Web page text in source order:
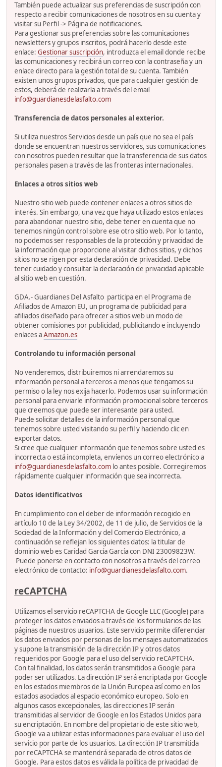
También puede actualizar sus preferencias de suscripción con
respecto a recibir comunicaciones de nosotros en su cuenta y
visitar su Perfil -> Página de notificaciones.
Para gestionar sus preferencias sobre las comunicaciones
newsletters y grupos inscritos, podrá hacerlo desde este
enlace: Gestionar suscripción, introduzca el email donde recibe
las comunicaciones y recibirá un correo con la contraseña y un
enlace directo para la gestión total de su cuenta. También
existen unos grupos privados, que para cualquier gestión de
estos, deberá de realizarla a través del email
info@guardianesdelasfalto.com
Transferencia de datos personales al exterior.
Si utiliza nuestros Servicios desde un país que no sea el país
donde se encuentran nuestros servidores, sus comunicaciones
con nosotros pueden resultar que la transferencia de sus datos
personales pasen a través de las fronteras internacionales.
Enlaces a otros sitios web
Nuestro sitio web puede contener enlaces a otros sitios de
interés. Sin embargo, una vez que haya utilizado estos enlaces
para abandonar nuestro sitio, debe tener en cuenta que no
tenemos ningún control sobre ese otro sitio web. Por lo tanto,
no podemos ser responsables de la protección y privacidad de
la información que proporcione al visitar dichos sitios, y dichos
sitios no se rigen por esta declaración de privacidad. Debe
tener cuidado y consultar la declaración de privacidad aplicable
al sitio web en cuestión.
GDA.- Guardianes Del Asfalto participa en el Programa de
Afiliados de Amazon EU, un programa de publicidad para
afiliados diseñado para ofrecer a sitios web un modo de
obtener comisiones por publicidad, publicitando e incluyendo
enlaces aAmazon.es
Controlando tu información personal
No venderemos, distribuiremos ni arrendaremos su
información personal a terceros a menos que tengamos su
permiso o la ley nos exija hacerlo. Podemos usar su información
personal para enviarle información promocional sobre terceros
que creemos que puede ser interesante para usted.
Puede solicitar detalles de la información personal que
tenemos sobre usted visitando su perfil y haciendo clic en
exportar datos.
Si cree que cualquier información que tenemos sobre usted es
incorrecta o está incompleta, envíenos un correo electrónico a
info@guardianesdelasfalto.com lo antes posible. Corregiremos
rápidamente cualquier información que sea incorrecta.
Datos identificativos
En cumplimiento con el deber de información recogido en
artículo 10 de la Ley 34/2002, de 11 de julio, de Servicios de la
Sociedad de la Información y del Comercio Electrónico, a
continuación se reflejan los siguientes datos: la titular de
dominio web es Caridad García García con DNI 23009823W.
Puede ponerse en contacto con nosotros a través del correo
electrónico de contacto: info@guardianesdelasfalto.com.
reCAPTCHA
Utilizamos el servicio reCAPTCHA de Google LLC (Google) para
proteger los datos enviados a través de los formularios de las
páginas de nuestros usuarios. Este servicio permite diferenciar
los datos enviados por personas de los mensajes automatizados
y supone la transmisión de la dirección IP y otros datos
requeridos por Google para el uso del servicio reCAPTCHA.
Con tal finalidad, los datos serán transmitidos a Google para
poder ser utilizados. La dirección IP será encriptada por Google
en los estados miembros de la Unión Europea así como en los
estados asociados al espacio económico europeo. Solo en
algunos casos excepcionales, las direcciones IP serán
transmitidas al servidor de Google en los Estados Unidos para
su encriptación. En nombre del propietario de este sitio web,
Google va a utilizar estas informaciones para evaluar el uso del
servicio por parte de los usuarios. La dirección IP transmitida
por reCAPTCHA se mantendrá separada de otros datos de
Google. Para estos datos es válida la política de privacidad de